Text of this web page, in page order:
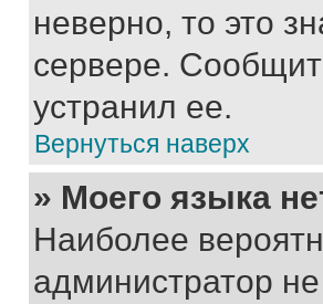
неверно, то это
сервере.
устранил ее.
Вернуться наверх
» Моего языка
Наиболее
администратор